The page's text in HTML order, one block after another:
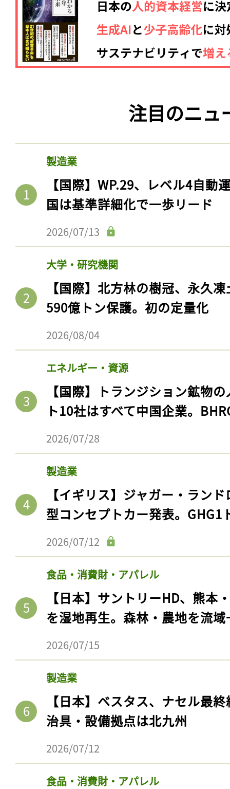
注目のニュ
製造業
【国際】WP.29、レベル4自動
国は基準詳細化で一歩リード
2026/07/13
大学・研究機関
【国際】北方林の樹冠、永久
590億トン保護。初の定量化
2026/08/04
エネルギー・資源
【国際】トランジション鉱物
ト10社はすべて中国企業。
2026/07/28
製造業
【イギリス】ジャガー・ラン
型コンセプトカー発表。GHG1
2026/07/12
食品・消費財・アパレル
【日本】サントリーHD、熊本
を湿地再生。森林・農地を流
2026/07/15
製造業
【日本】ベスタス、ナセル最
治具・設備拠点は北九州
2026/07/12
食品・消費財・アパレル
記事をお気に入りに
ログイン
会員登録